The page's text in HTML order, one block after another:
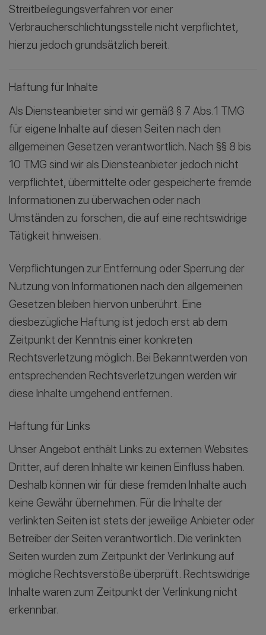
Streitbeilegungsverfahren vor einer
Verbraucherschlichtungsstelle nicht verpflichtet,
hierzu jedoch grundsätzlich bereit.
Haftung für Inhalte
Als Diensteanbieter sind wir gemäß § 7 Abs.1 TMG
für eigene Inhalte auf diesen Seiten nach den
allgemeinen Gesetzen verantwortlich. Nach §§ 8 bis
10 TMG sind wir als Diensteanbieter jedoch nicht
verpflichtet, übermittelte oder gespeicherte fremde
Informationen zu überwachen oder nach
Umständen zu forschen, die auf eine rechtswidrige
Tätigkeit hinweisen.
Verpflichtungen zur Entfernung oder Sperrung der
Nutzung von Informationen nach den allgemeinen
Gesetzen bleiben hiervon unberührt. Eine
diesbezügliche Haftung ist jedoch erst ab dem
Zeitpunkt der Kenntnis einer konkreten
Rechtsverletzung möglich. Bei Bekanntwerden von
entsprechenden Rechtsverletzungen werden wir
diese Inhalte umgehend entfernen.
Haftung für Links
Unser Angebot enthält Links zu externen Websites
Dritter, auf deren Inhalte wir keinen Einfluss haben.
Deshalb können wir für diese fremden Inhalte auch
keine Gewähr übernehmen. Für die Inhalte der
verlinkten Seiten ist stets der jeweilige Anbieter oder
Betreiber der Seiten verantwortlich. Die verlinkten
Seiten wurden zum Zeitpunkt der Verlinkung auf
mögliche Rechtsverstöße überprüft. Rechtswidrige
Inhalte waren zum Zeitpunkt der Verlinkung nicht
erkennbar.